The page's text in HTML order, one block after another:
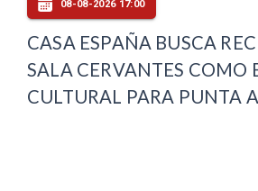
08-08-2026 17:00
CASA ESPAÑA BUSCA
SALA CERVANTES COMO
CULTURAL PARA PUNTA